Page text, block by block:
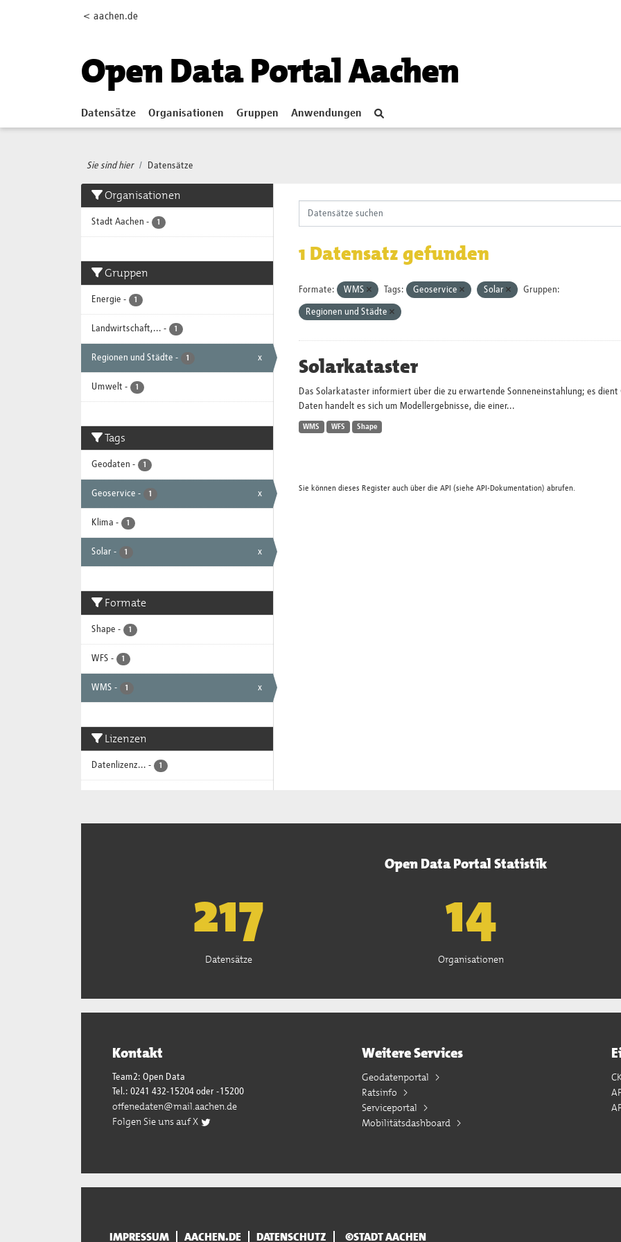
< aachen.de
Open Data Portal Aachen
Datensätze Organisationen Gruppen Anwendungen
Sie sind hier Datensätze
Organisationen
Stadt Aachen - 1
Gruppen
Energie - 1
Landwirtschaft,... - 1
Regionen und Städte - 1 x
Umwelt - 1
Tags
Geodaten - 1
Geoservice - 1 x
Klima - 1
Solar - 1 x
Formate
Shape - 1
WFS - 1
WMS - 1 x
Lizenzen
Datenlizenz... - 1
1 Datensatz gefunden
Formate: WMS Tags: Geoservice Solar Gruppen:
Regionen und Städte
Solarkataster
Das Solarkataster informiert über die zu erwartende Sonneneinstahlung; es
Daten handelt es sich um Modellergebnisse, die einer...
WMS WFS Shape
Sie können dieses Register auch über die API (siehe API-Dokumentation) abrufen.
Open Data Portal Statistik
221
Datensätze
15
Organisationen
Kontakt
Team2: Open Data
Tel.: 0241 432-15204 oder -15200
offenedaten@mail.aachen.de
Folgen Sie uns auf X
Weitere Services
Geodatenportal
Ratsinfo
Serviceportal
Mobilitätsdashboard
IMPRESSUM AACHEN.DE DATENSCHUTZ ©STADT AACHEN